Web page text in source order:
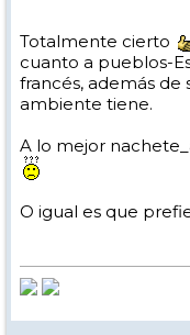
Totalmente cierto
cuanto a pueblos-
francés, además de
ambiente tiene.
A lo mejor
O igual es que